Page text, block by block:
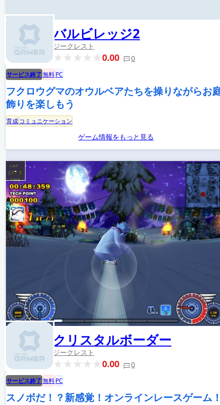
バルビレッジ2
ジークレスト
0.00 0
サービス終了無料PC
フクロウグマのオウルベアたちを操りながらお
飾りを楽しもう
育成コミュニケーション
ゲーム情報をもっと見る
クリスタルボーダー
ジークレスト
0.00 0
-
サービス終了無料PC
スノボだ！？新感覚！オンラインレースゲーム